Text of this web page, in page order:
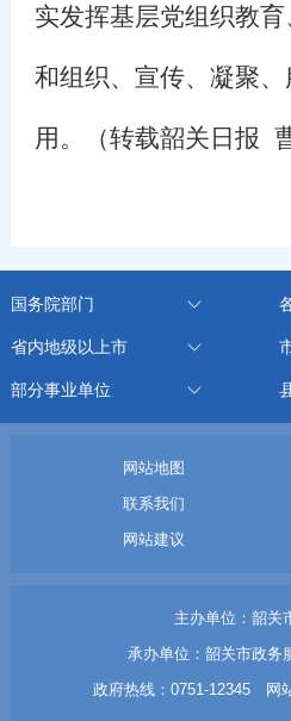
实发挥基层党组织教
和组织、宣传、凝聚
用。（转载韶关日报
国务院部门
省内地级以上市
部分事业单位
网站地图
联系我们
网站建议
主办单位：韶关
承办单位：韶关市政务
政府热线：0751-12345 网